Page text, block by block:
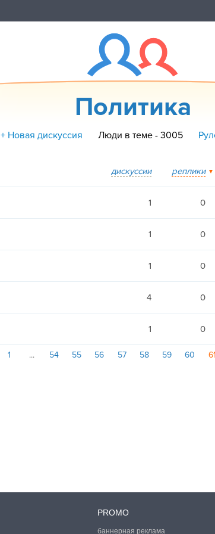
Политика
+ Новая дискуссия Люди в теме - 3005
дискуссии реплики
1 0
1 0
1 0
4 0
1 0
1 54 55 56 57 58 59 60 61
PROMO
баннерная реклама